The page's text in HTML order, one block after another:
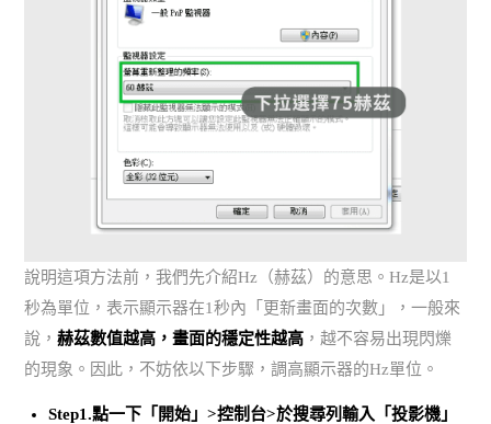
說明這項方法前，我們先介紹Hz（赫茲）的意思。Hz是以1
秒為單位，表示顯示器在1秒內「更新畫面的次數」，一般來
說，赫茲數值越高，畫面的穩定性越高 ，越不容易出現閃爍
的現象。因此，不妨依以下步驟，調高顯示器的Hz單位。
Step1.點一下「開始」>控制台>於搜尋列輸入「投影機」